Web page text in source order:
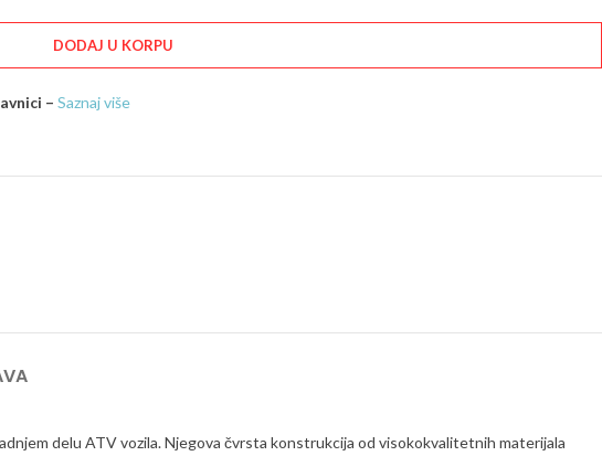
DODAJ U KORPU
– Saznaj više
delu ATV vozila. Njegova čvrsta konstrukcija od visokokvalitetnih materijala